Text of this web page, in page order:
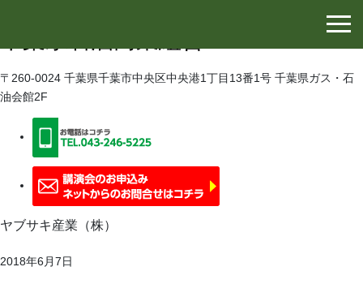
〒260-0024 千葉県千葉市中央区中央港1丁目13番1号 千葉県ガス・石
油会館2F
ヤブサキ産業（株）
2018年6月7日